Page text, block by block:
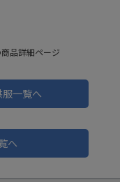
品詳細ページ
一覧へ
へ